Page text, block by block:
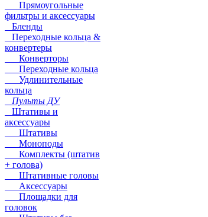
Прямоугольные
фильтры и аксессуары
Бленды
Переходные кольца &
конвертеры
Конверторы
Переходные кольца
Удлинительные
кольца
Пульты ДУ
Штативы и
аксессуары
Штативы
Моноподы
Комплекты (штатив
+ голова)
Штативные головы
Аксессуары
Площадки для
головок